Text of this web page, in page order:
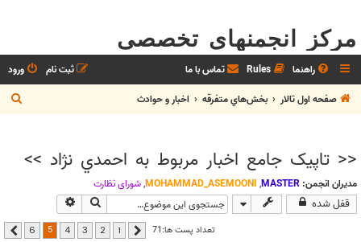
مرکز انجمنهای تخصصی
راهنما Rules تماس با ما ورود
ثبت نام
صفحه اول تالار
بخش‌‌هاي متفرقه اخبار و حوادث
ج
س
<< تاپيک جامع اخبار مربوط به احمدي نژاد >>
مدیران انجمن: MASTER
,
MOHAMMAD_ASEMOONI
,شوراي نظارت
قفل شده جستجو
تعداد پست ها:71 قبلی 2
3
4
5
6 بعدی